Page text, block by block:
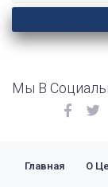
Мы В
Главная О